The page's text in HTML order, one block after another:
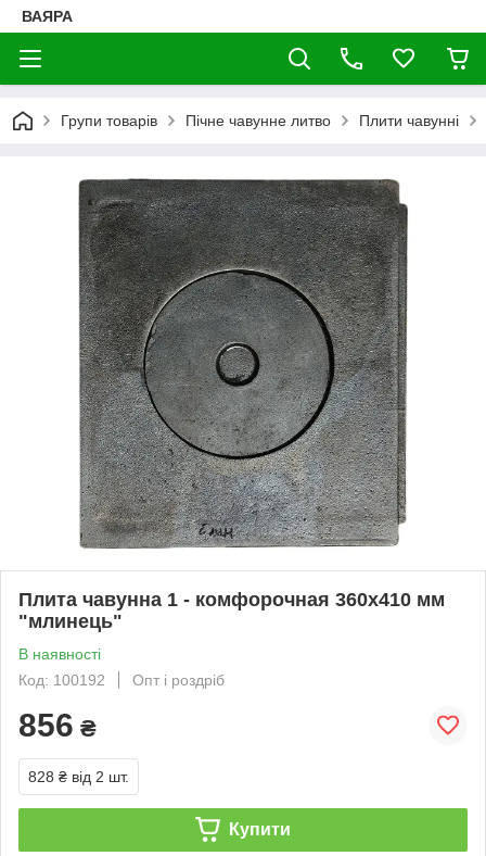
ВАЯРА
Групи товарів Пічне чавунне литво Плити чавунні
Плита чавунна 1 - комфорочная 360х410 мм
"млинець"
В наявності
Код: 100192
Опт і роздріб
856 ₴
828 ₴ від 2 шт.
Купити